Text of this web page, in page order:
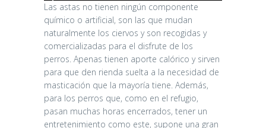
Las astas no tienen ningún componente
químico o artificial, son las que mudan
naturalmente los ciervos y son recogidas y
comercializadas para el disfrute de los
perros. Apenas tienen aporte calórico y sirven
para que den rienda suelta a la necesidad de
masticación que la mayoría tiene. Además,
para los perros que, como en el refugio,
pasan muchas horas encerrados, tener un
entretenimiento como este, supone una gran